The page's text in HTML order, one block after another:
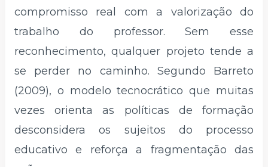
compromisso real com a valorização do
trabalho do professor. Sem esse
reconhecimento, qualquer projeto tende a
se perder no caminho. Segundo Barreto
(2009), o modelo tecnocrático que muitas
vezes orienta as políticas de formação
desconsidera os sujeitos do processo
educativo e reforça a fragmentação das